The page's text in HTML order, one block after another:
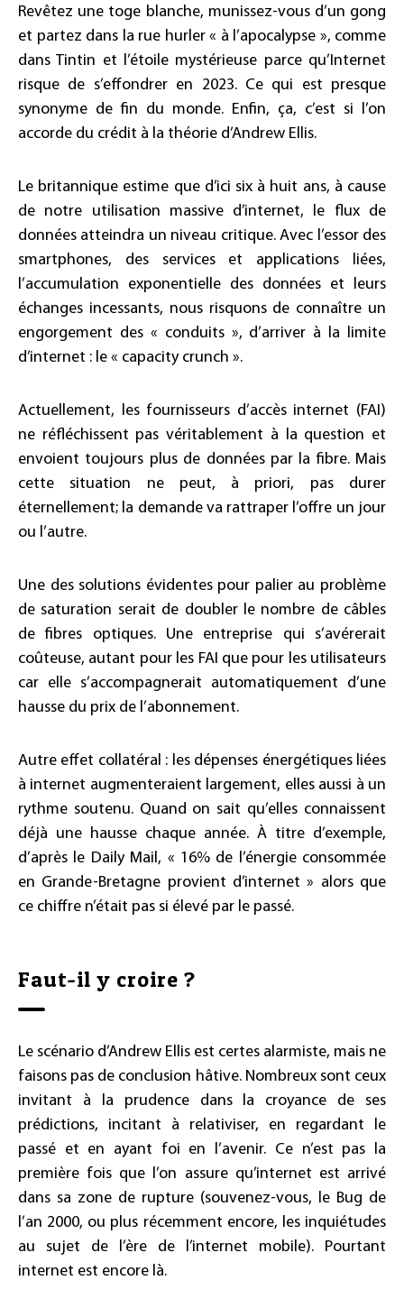
Revêtez une toge blanche, munissez-vous d’un gong
et partez dans la rue hurler « à l’apocalypse », comme
dans Tintin et l’étoile mystérieuse parce qu’Internet
risque de s’effondrer en 2023. Ce qui est presque
synonyme de fin du monde. Enfin, ça, c’est si l’on
accorde du crédit à la théorie d’Andrew Ellis.
Le britannique estime que d’ici six à huit ans, à cause
de notre utilisation massive d’internet, le flux de
données atteindra un niveau critique. Avec l’essor des
smartphones, des services et applications liées,
l’accumulation exponentielle des données et leurs
échanges incessants, nous risquons de connaître un
engorgement des « conduits », d’arriver à la limite
d’internet : le « capacity crunch ».
Actuellement, les fournisseurs d’accès internet (FAI)
ne réfléchissent pas véritablement à la question et
envoient toujours plus de données par la fibre. Mais
cette situation ne peut, à priori, pas durer
éternellement; la demande va rattraper l’offre un jour
ou l’autre.
Une des solutions évidentes pour palier au problème
de saturation serait de doubler le nombre de câbles
de fibres optiques. Une entreprise qui s’avérerait
coûteuse, autant pour les FAI que pour les utilisateurs
car elle s’accompagnerait automatiquement d’une
hausse du prix de l’abonnement.
Autre effet collatéral : les dépenses énergétiques liées
à internet augmenteraient largement, elles aussi à un
rythme soutenu. Quand on sait qu’elles connaissent
déjà une hausse chaque année. À titre d’exemple,
d’après le Daily Mail, « 16% de l’énergie consommée
en Grande-Bretagne provient d’internet » alors que
ce chiffre n’était pas si élevé par le passé.
Faut-il y croire ?
Le scénario d’Andrew Ellis est certes alarmiste, mais ne
faisons pas de conclusion hâtive. Nombreux sont ceux
invitant à la prudence dans la croyance de ses
prédictions, incitant à relativiser, en regardant le
passé et en ayant foi en l’avenir. Ce n’est pas la
première fois que l’on assure qu’internet est arrivé
dans sa zone de rupture (souvenez-vous, le Bug de
l’an 2000, ou plus récemment encore, les inquiétudes
au sujet de l’ère de l’internet mobile). Pourtant
internet est encore là.